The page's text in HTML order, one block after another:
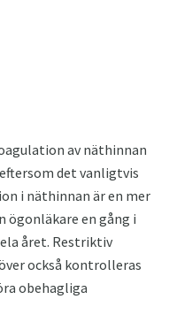
av näthinnan
det vanligtvis
i näthinnan är en mer
ögonläkare en gång i
året. Restriktiv
också kontrolleras
obehagliga